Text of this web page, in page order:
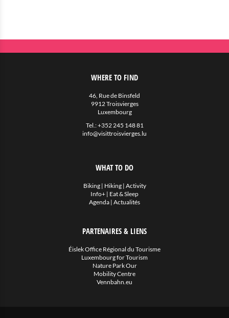
WHERE TO FIND
46, Rue de Binsfeld
9912 Troisvierges
Luxembourg
Tel.:+352 245 148 81
info@visittroisvierges.lu
WHAT TO DO
Biking| Hiking| Activity
Info+ | Eat & Sleep
Agenda | Actualités
PARTENAIRES & LIENS
Éislek Office Régional du Tourisme
Luxembourg for Tourism
Nature Park Our
Mobility Centre
Vennbahn.eu